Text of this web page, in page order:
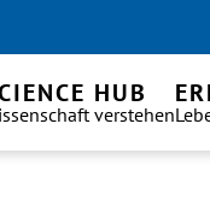
HUB
verstehen